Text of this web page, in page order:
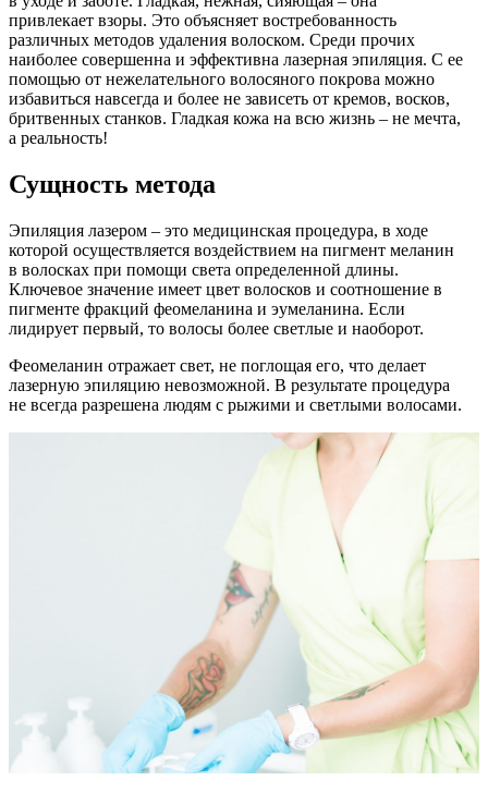
привлекает взоры. Это объясняет востребованность
различных методов удаления волоском. Среди прочих
наиболее совершенна и эффективна лазерная эпиляция. С ее
помощью от нежелательного волосяного покрова можно
избавиться навсегда и более не зависеть от кремов, восков,
бритвенных станков. Гладкая кожа на всю жизнь – не мечта,
а реальность!
Сущность метода
Эпиляция лазером – это медицинская процедура, в ходе
которой осуществляется воздействием на пигмент меланин
в волосках при помощи света определенной длины.
Ключевое значение имеет цвет волосков и соотношение в
пигменте фракций феомеланина и эумеланина. Если
лидирует первый, то волосы более светлые и наоборот.
Феомеланин отражает свет, не поглощая его, что делает
лазерную эпиляцию невозможной. В результате процедура
не всегда разрешена людям с рыжими и светлыми волосами.